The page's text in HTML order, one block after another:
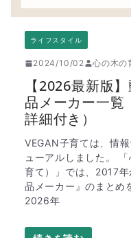
ライフスタイル
2024/10/02 心の木の
【2026最新版
品メーカー一覧
詳細付き）
VEGAN子育ては、情
ューアルしました。
育て）」では、2017
品メーカー』のまとめ
2026年